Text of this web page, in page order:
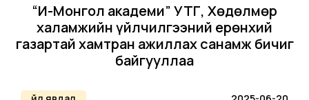
“И-Монгол академи” УТҮГ, Хөдөлмөр
халамжийн үйлчилгээний ерөнхий
газартай хамтран ажиллах санамж бичиг
байгууллаа